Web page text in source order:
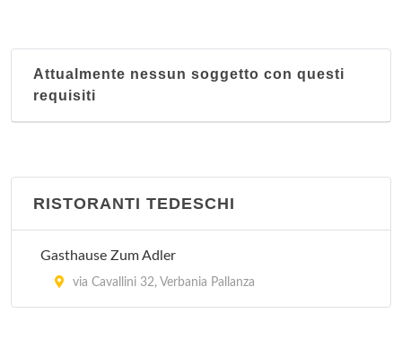
Attualmente nessun soggetto con questi
requisiti
RISTORANTI TEDESCHI
Gasthause Zum Adler
via Cavallini 32, Verbania Pallanza